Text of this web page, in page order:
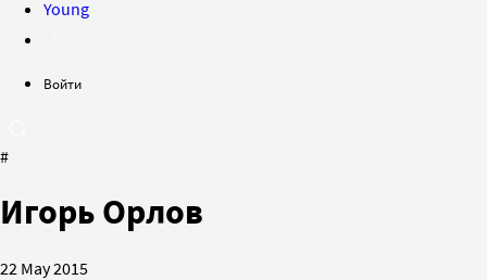
Young
Войти
#
Игорь Орлов
22 May 2015